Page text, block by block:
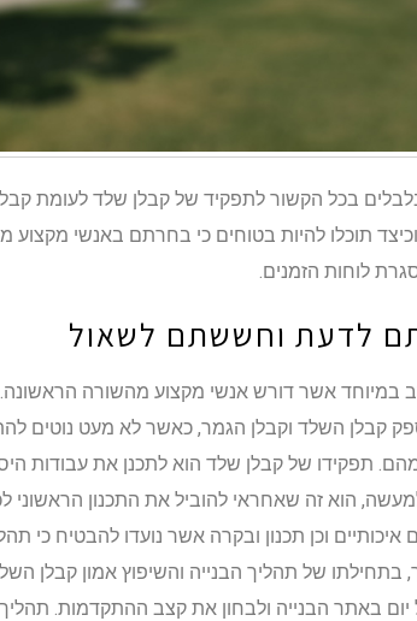
בכל הקשור לתפקיד של קבלן שלד לעומת
תוכלו להיות בטוחים כי בחרתם באנשי מקצוע
לוחות הזמנים.
לדעת וחששתם לשאול
במיוחד אשר דורש אנשי מקצוע מהשורה הראשונה.
קבלן השלד וקבלן הגמר, כאשר לא מעט נוטים
תפקידו של קבלן שלד הוא לתכנן את עבודות
הוא זה שאחראי להוביל את התכנון הראשוני
וכן תכנון ובקרה אשר נועדו להבטיח כי
בתחילתו של תהליך הבנייה והשיפוץ אמון קבלן
יום באתר הבנייה ולבחון את קצב ההתקדמות.